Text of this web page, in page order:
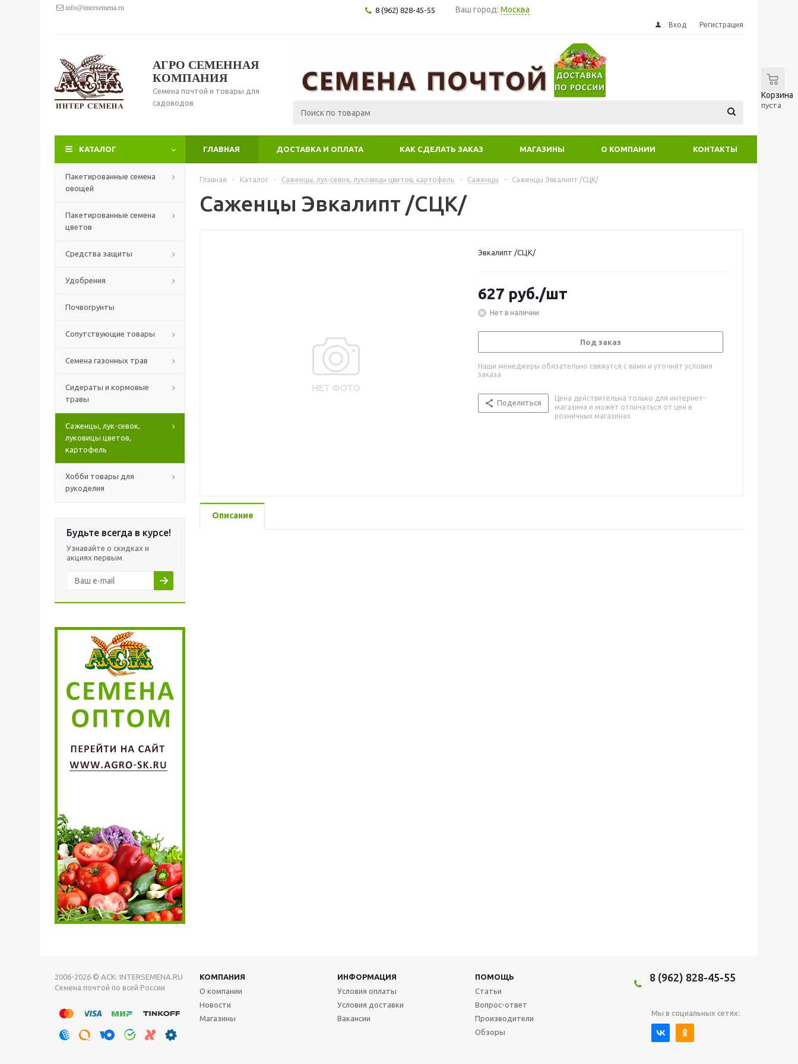
info@intersemena.ru 8 (962) 828-45-55 Ваш город: Москва
Вход Регистрация
АГРО СЕМЕННАЯ
КОМПАНИЯ
Семена почтой и товары для
садоводов
Корзина
пуста
КАТАЛОГ ГЛАВНАЯ ДОСТАВКА И ОПЛАТА КАК СДЕЛАТЬ ЗАКАЗ МАГАЗИНЫ О КОМПАНИИ КОНТАКТЫ
Пакетированные семена
овощей
Пакетированные семена
цветов
Средства защиты
Удобрения
Почвогрунты
Сопутствующие товары
Семена газонных трав
Сидераты и кормовые
травы
Саженцы, лук-севок,
луковицы цветов,
картофель
Хобби товары для
рукоделия
Будьте всегда в курсе!
Узнавайте о скидках и
акциях первым
Главная - Каталог - Саженцы, лук-севок, луковицы цветов, картофель - Саженцы - Саженцы Эвкалипт /СЦК/
Саженцы Эвкалипт /СЦК/
Эвкалипт /СЦК/
627 руб./шт
Нет в наличии
Под заказ
Наши менеджеры обязательно свяжутся с вами и уточнят условия
заказа
Поделиться
Цена действительна только для интернет-
магазина и может отличаться от цен в
розничных магазинах
Описание
2006-2026 © АСК: INTERSEMENA.RU
Семена почтой по всей России
КОМПАНИЯ ИНФОРМАЦИЯ
ПОМОЩЬ
О компании
Новости
Магазины
Условия оплаты
Условия доставки
Вакансии
Статьи
Вопрос-ответ
Производители
Обзоры
8 (962) 828-45-55
Мы в социальных сетях: